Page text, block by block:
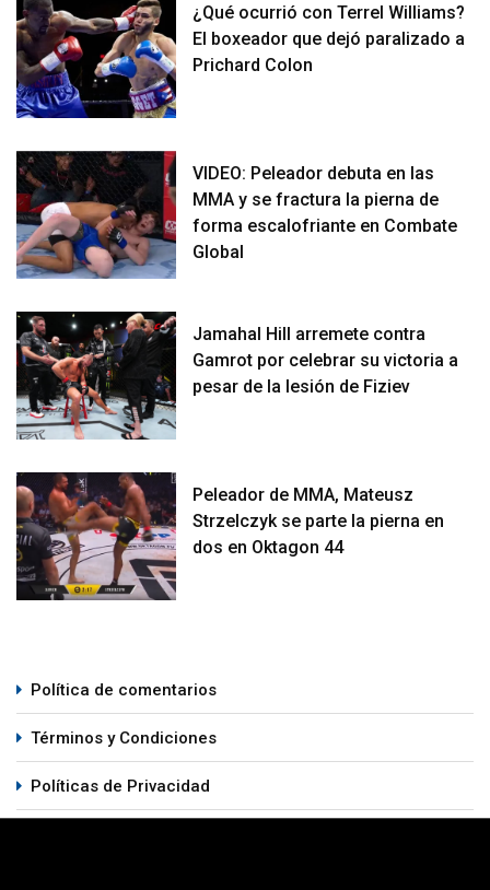
¿Qué ocurrió con Terrel Williams?
El boxeador que dejó paralizado a
Prichard Colon
VIDEO: Peleador debuta en las
MMA y se fractura la pierna de
forma escalofriante en Combate
Global
Jamahal Hill arremete contra
Gamrot por celebrar su victoria a
pesar de la lesión de Fiziev
Peleador de MMA, Mateusz
Strzelczyk se parte la pierna en
dos en Oktagon 44
Política de comentarios
Términos y Condiciones
Políticas de Privacidad